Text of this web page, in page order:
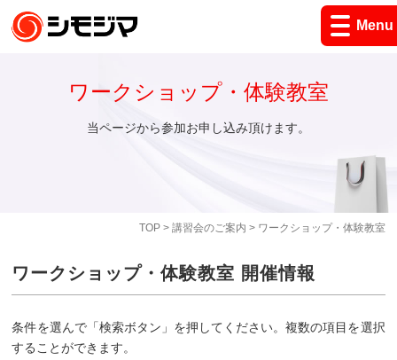
Menu
TOP> 講習会のご案内 > ワークショップ・体験教室
ワークショップ・体験教室
当ページから参加お申し込み頂けます。
ワークショップ・体験教室 開催情報
条件を選んで「検索ボタン」を押してください。複数の項目を選択
することができます。